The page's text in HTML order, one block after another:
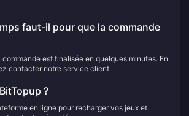
faut-il pour que la commande
commande est finalisée en quelques minutes. En
contacter notre service client.
?
en ligne pour recharger vos jeux et